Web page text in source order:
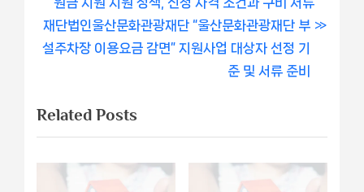
내
비
이
e
v
u
s
P
N
e
P
o
s
재단법인울산문화관광재단 “울산문화관광재단 부
설주차장 이용요금 감면” 지원사업 대상자 선정 기
준 및 서류 준비
Related Posts